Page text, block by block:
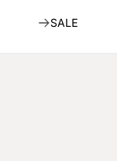
SALE